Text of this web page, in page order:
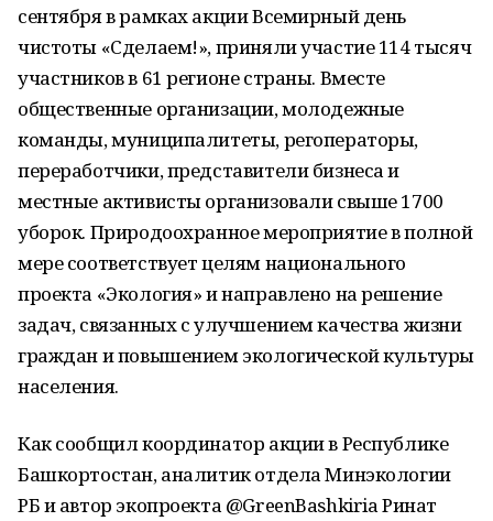
сентября в рамках акции Всемирный день
чистоты «Сделаем!», приняли участие 114 тысяч
участников в 61 регионе страны. Вместе
общественные организации, молодежные
команды, муниципалитеты, регоператоры,
переработчики, представители бизнеса и
местные активисты организовали свыше 1700
уборок. Природоохранное мероприятие в полной
мере соответствует целям национального
проекта «Экология» и направлено на решение
задач, связанных с улучшением качества жизни
граждан и повышением экологической культуры
населения.
Как сообщил координатор акции в Республике
Башкортостан, аналитик отдела Минэкологии
РБ и автор экопроекта @GreenBashkiria Ринат